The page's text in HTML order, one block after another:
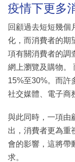
疫情下更多
回顧過去短短幾個
化，而消費者的期
項有關消費者的調
網上瀏覽及購物。
15%至30%。而許
社交媒體、電子商
與此同時，一項由
出，消費者更為重
會的影響，這將帶
求。